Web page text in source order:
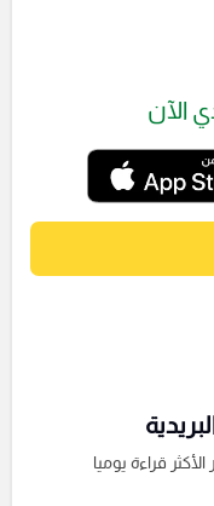
الآن
قراءة يوميا